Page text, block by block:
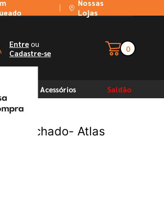
Nossas
Lojas
Entre ou
Cadastre-se 0
Acessórios Saldão
Fechado- Atlas